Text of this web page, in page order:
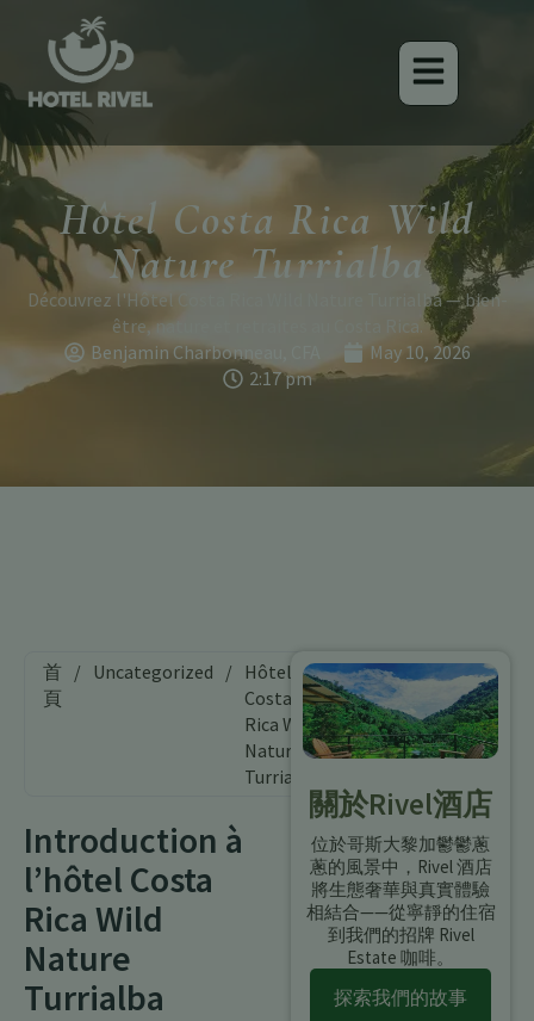
Hôtel Costa Rica Wild
Nature Turrialba
Découvrez l'Hôtel Costa Rica Wild Nature Turrialba — bien-
être, nature et retraites au Costa Rica.
Benjamin Charbonneau, CFA
May 10, 2026
2:17 pm
首
頁
/ Uncategorized / Hôtel
Costa
Rica Wild
Nature
Turrialba
Introduction à
l’hôtel Costa
Rica Wild
Nature
Turrialba
關於Rivel酒店
位於哥斯大黎加鬱鬱蔥
蔥的風景中，Rivel 酒店
將生態奢華與真實體驗
相結合——從寧靜的住宿
到我們的招牌 Rivel
Estate 咖啡。
探索我們的故事